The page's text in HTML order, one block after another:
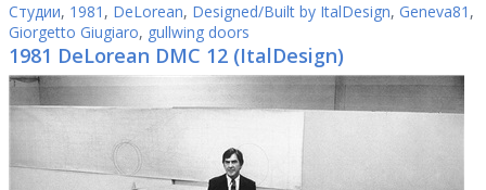
Студии, 1981 , DeLorean, Designed/Built by ItalDesign, Geneva81 ,
Giorgetto Giugiaro, gullwing doors
1981 DeLorean DMC 12 (ItalDesign)